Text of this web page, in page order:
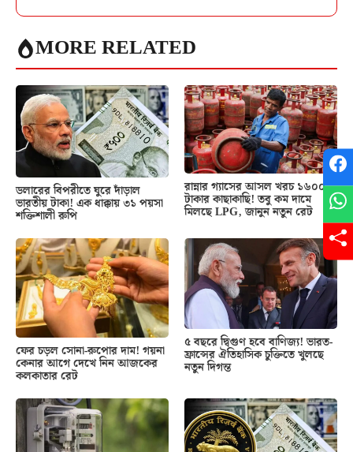
MORE RELATED
ডলারের বিপরীতে ঘুরে দাঁড়াল
ভারতীয় টাকা! এক ধাক্কায় ৩১ পয়সা
শক্তিশালী রুপি
রান্নার গ্যাসের আসল খরচ ১৬০০
টাকার কাছাকাছি! তবু কম দামে
মিলছে LPG, জানুন নতুন রেট
ফের চড়ল সোনা-রুপোর দাম! গয়না
কেনার আগে দেখে নিন আজকের
কলকাতার রেট
৫ বছরে দ্বিগুণ হবে বাণিজ্য! ভারত-
ফ্রান্সের ঐতিহাসিক চুক্তিতে খুলছে
নতুন দিগন্ত